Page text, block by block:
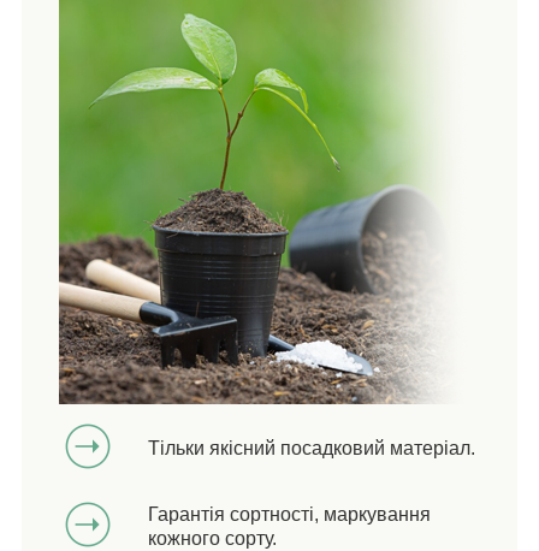
Тільки якісний посадковий матеріал.
Гарантія сортності, маркування
кожного сорту.